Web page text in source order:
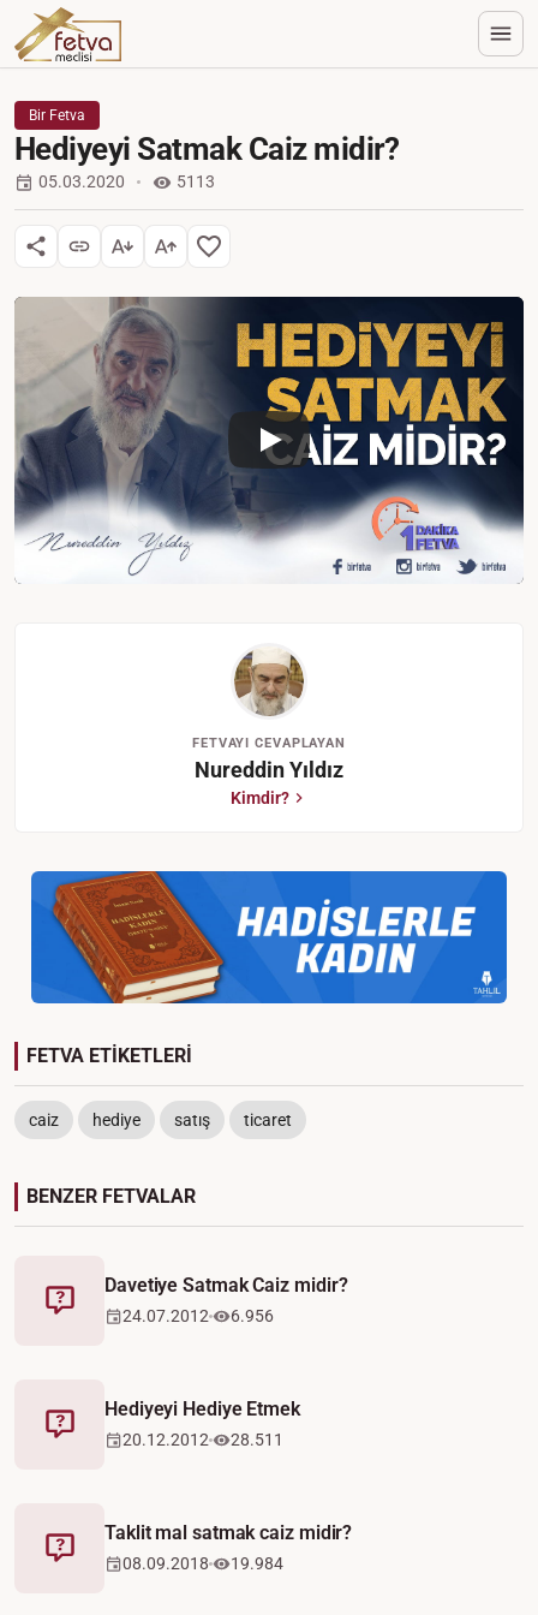
Bir Fetva
Hediyeyi Satmak Caiz midir?
05.03.2020 5113
FETVAYI CEVAPLAYAN
Nureddin Yıldız
Kimdir?
FETVA ETİKETLERİ
caiz hediye satış ticaret
BENZER FETVALAR
Fetva
Davetiye Satmak Caiz midir?
24.07.2012 6.956
Fetva
Hediyeyi Hediye Etmek
20.12.2012 28.511
Fetva
Taklit mal satmak caiz midir?
08.09.2018 19.984